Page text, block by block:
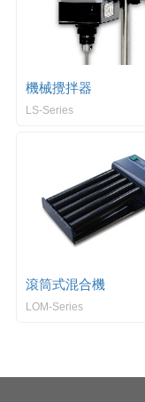
機械攪拌器
LS-Series
滾筒式混合機
LOM-Series